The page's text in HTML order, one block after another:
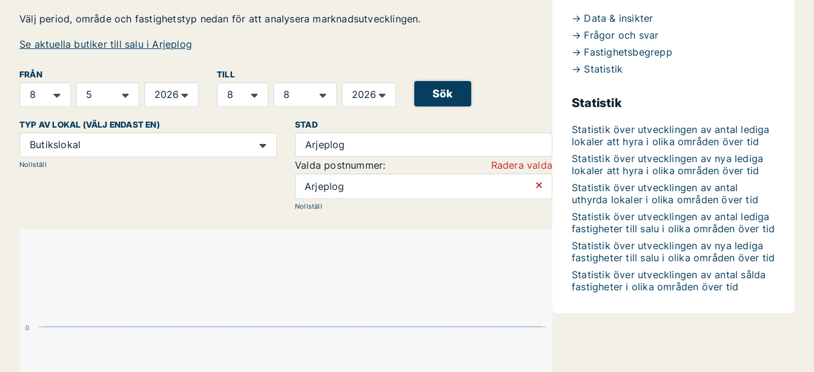
Välj period, område och fastighetstyp nedan för att analysera marknadsutvecklingen.
Se aktuella butiker till salu i Arjeplog
FRÅN TILL
Sök
TYP AV LOKAL (VÄLJ ENDAST EN)
Butikslokal
Nollställ
STAD
Arjeplog
Valda postnummer:
Radera valda
Arjeplog
⨯
Nollställ
0
→ Data & insikter
→ Frågor och svar
→ Fastighetsbegrepp
→ Statistik
Statistik
Statistik över utvecklingen av antal lediga
lokaler att hyra i olika områden över tid
Statistik över utvecklingen av nya lediga
lokaler att hyra i olika områden över tid
Statistik över utvecklingen av antal
uthyrda lokaler i olika områden över tid
Statistik över utvecklingen av antal lediga
fastigheter till salu i olika områden över tid
Statistik över utvecklingen av nya lediga
fastigheter till salu i olika områden över tid
Statistik över utvecklingen av antal sålda
fastigheter i olika områden över tid